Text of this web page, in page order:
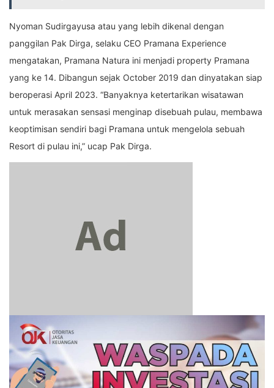
Nyoman Sudirgayusa atau yang lebih dikenal dengan
panggilan Pak Dirga, selaku CEO Pramana Experience
mengatakan, Pramana Natura ini menjadi property Pramana
yang ke 14. Dibangun sejak October 2019 dan dinyatakan siap
beroperasi April 2023. “Banyaknya ketertarikan wisatawan
untuk merasakan sensasi menginap disebuah pulau, membawa
keoptimisan sendiri bagi Pramana untuk mengelola sebuah
Resort di pulau ini,” ucap Pak Dirga.